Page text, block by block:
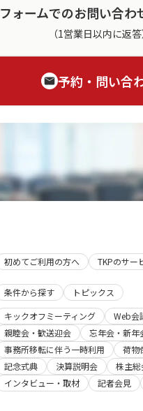
フォームでのお問い合わ
（1営業日以内に返答
予約・問い合
初めてご利用の方へ TKPのサー
条件から探す トピックス
キックオフミーティング Web会
親睦会・歓送迎会
忘年会・新年
事務所移転に伴う一時利用
荷物
記念式典
決算説明会 株主総
インタビュー・取材
記者会見